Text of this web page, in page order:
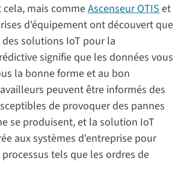
cela, mais commeAscenseur OTIS et
d'équipement ont découvert que
solutions IoT pour la
signifie que les données vous
la bonne forme et au bon
peuvent être informés des
de provoquer des pannes
se produisent, et la solution IoT
aux systèmes d'entreprise pour
tels que les ordres de